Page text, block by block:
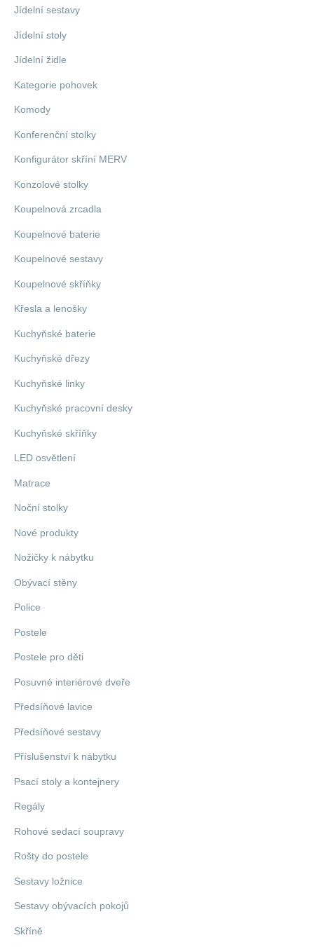
Jídelní sestavy
Jídelní stoly
Jídelní židle
Kategorie pohovek
Komody
Konferenční stolky
Konfigurátor skříní MERV
Konzolové stolky
Koupelnová zrcadla
Koupelnové baterie
Koupelnové sestavy
Koupelnové skříňky
Křesla a lenošky
Kuchyňské baterie
Kuchyňské dřezy
Kuchyňské linky
Kuchyňské pracovní desky
Kuchyňské skříňky
LED osvětlení
Matrace
Noční stolky
Nové produkty
Nožičky k nábytku
Obývací stěny
Police
Postele
Postele pro děti
Posuvné interiérové dveře
Předsíňové lavice
Předsíňové sestavy
Příslušenství k nábytku
Psací stoly a kontejnery
Regály
Rohové sedací soupravy
Rošty do postele
Sestavy ložnice
Sestavy obývacích pokojů
Skříně